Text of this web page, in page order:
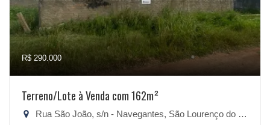
R$ 290.000
Terreno/Lote à Venda com 162m²
Rua São João, s/n - Navegantes, São Lourenço do Sul-RS